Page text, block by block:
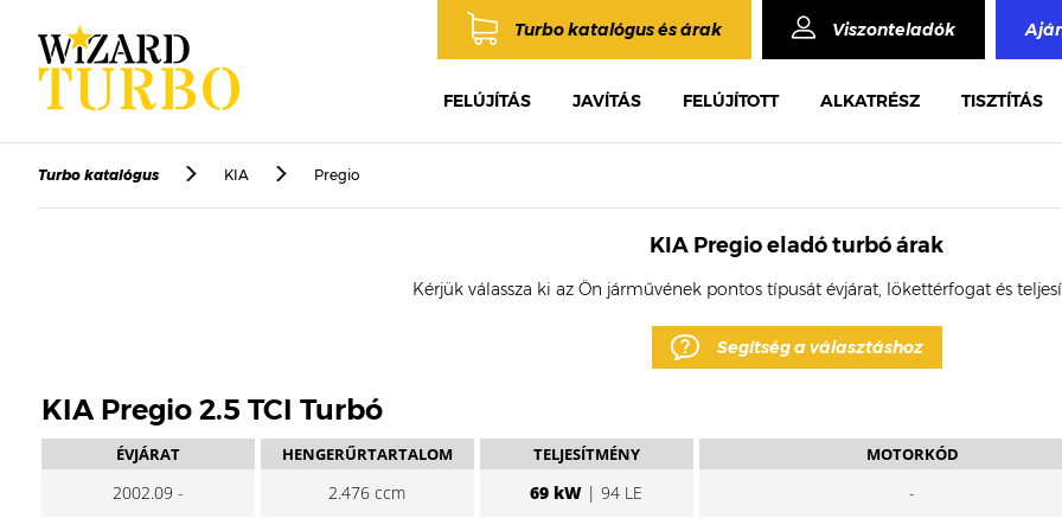
Turbo katalógus és árak Viszonteladók
FELÚJÍTÁS JAVÍTÁS FELÚJÍTOTT ALKATRÉSZ TISZTÍTÁS
Turbo katalógus KIA Pregio
KIA Pregio eladó turbó árak
Kérjük válassza ki az Ön járművének pontos típusát évjárat, lökettérfogat és
Segítség a választáshoz
KIA Pregio 2.5 TCI Turbó
ÉVJÁRAT
2002.09 -
HENGERŰRTARTALOM
2.476 ccm
TELJESÍTMÉNY
69 kW | 94 LE
MOTORKÓD
-